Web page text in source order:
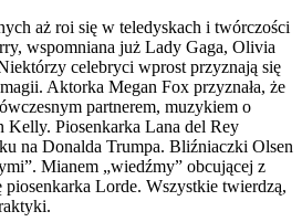
aż roi się w teledyskach i twórczości
wspomniana już Lady Gaga, Olivia
celebryci wprost przyznają się
Aktorka Megan Fox przyznała, że
partnerem, muzykiem o
Kelly. Piosenkarka Lana del Rey
na Donalda Trumpa. Bliźniaczki Olsen
Mianem „wiedźmy” obcującej z
Lorde. Wszystkie twierdzą,